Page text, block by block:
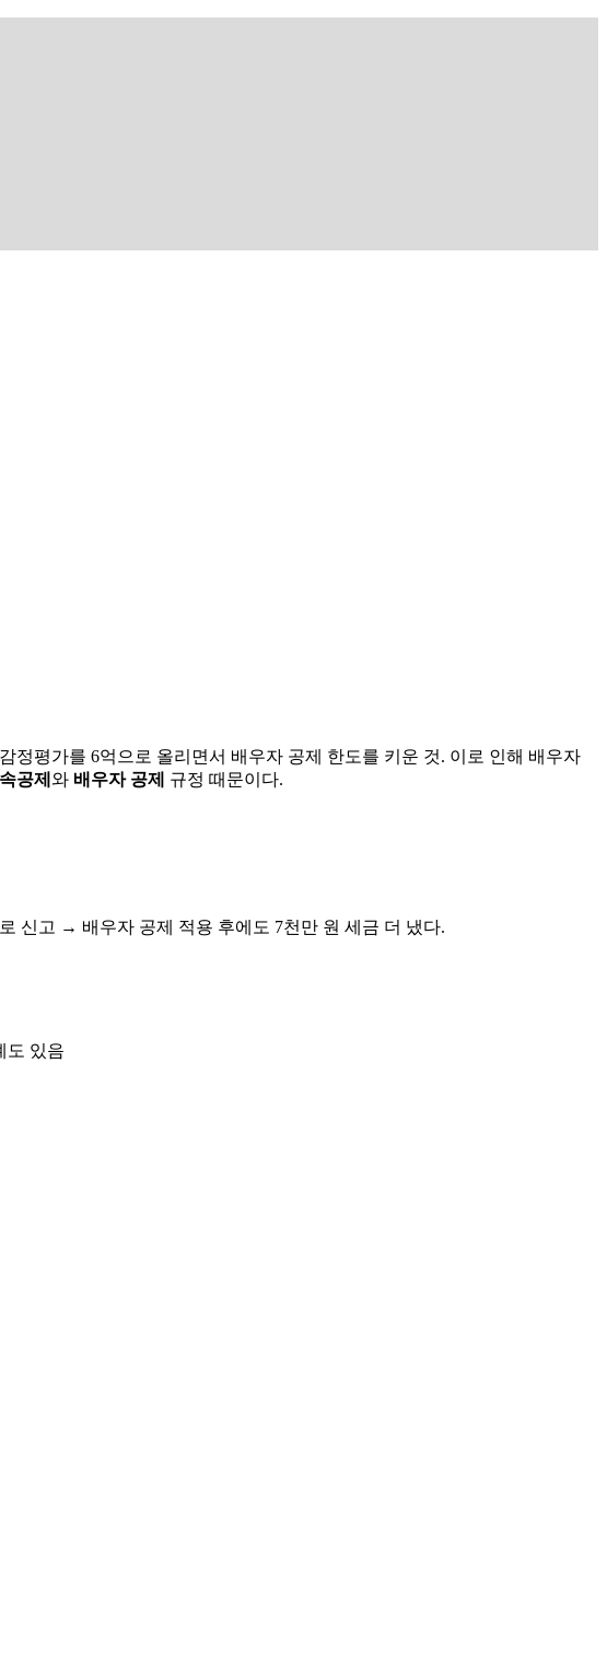
정평가를 6억으로 올리면서 배우자 공제 한도를 키운 것. 이로 인해 배우자
공제 와 배우자 공제 규정 때문이다.
신고 → 배우자 공제 적용 후에도 7천만 원 세금 더 냈다.
도 있음